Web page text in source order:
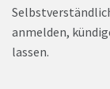
anmelden,
lassen.